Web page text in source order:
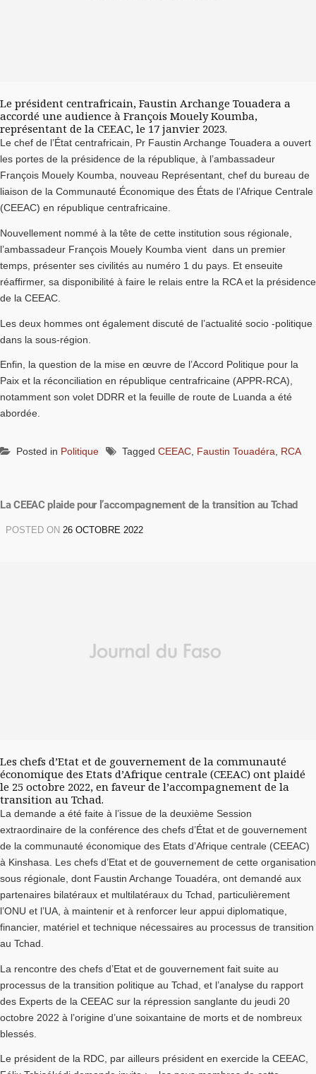
Le président centrafricain, Faustin Archange Touadera a
accordé une audience à François Mouely Koumba,
représentant de la CEEAC, le 17 janvier 2023.
Le chef de l’État centrafricain, Pr Faustin Archange Touadera a ouvert
les portes de la présidence de la république, à l’ambassadeur
François Mouely Koumba, nouveau Représentant, chef du bureau de
liaison de la Communauté Économique des États de l’Afrique Centrale
(CEEAC) en république centrafricaine.
Nouvellement nommé à la tête de cette institution sous régionale,
l’ambassadeur François Mouely Koumba vient dans un premier
temps, présenter ses civilités au numéro 1 du pays. Et enseuite
réaffirmer, sa disponibilité à faire le relais entre la RCA et la présidence
de la CEEAC.
Les deux hommes ont également discuté de l’actualité socio -politique
dans la sous-région.
Enfin, la question de la mise en œuvre de l’Accord Politique pour la
Paix et la réconciliation en république centrafricaine (APPR-RCA),
notamment son volet DDRR et la feuille de route de Luanda a été
abordée.
Posted in Politique Tagged CEEAC Faustin Touadéra RCA
La CEEAC plaide pour l’accompagnement de la transition au Tchad
POSTED ON 26 OCTOBRE 2022
Les chefs d’Etat et de gouvernement de la communauté
économique des Etats d’Afrique centrale (CEEAC) ont plaidé
le 25 octobre 2022, en faveur de l’accompagnement de la
transition au Tchad.
La demande a été faite à l’issue de la deuxième Session
extraordinaire de la conférence des chefs d’État et de gouvernement
de la communauté économique des Etats d’Afrique centrale (CEEAC)
à Kinshasa. Les chefs d’Etat et de gouvernement de cette organisation
sous régionale, dont Faustin Archange Touadéra, ont demandé aux
partenaires bilatéraux et multilatéraux du Tchad, particulièrement
l’ONU et l’UA, à maintenir et à renforcer leur appui diplomatique,
financier, matériel et technique nécessaires au processus de transition
au Tchad.
La rencontre des chefs d’Etat et de gouvernement fait suite au
processus de la transition politique au Tchad, et l’analyse du rapport
des Experts de la CEEAC sur la répression sanglante du jeudi 20
octobre 2022 à l’origine d’une soixantaine de morts et de nombreux
blessés.
Le président de la RDC, par ailleurs président en exercide la CEEAC,